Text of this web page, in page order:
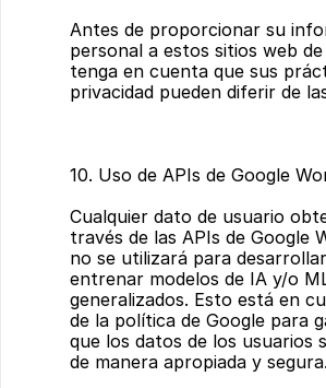
Antes de proporcionar su
personal a estos sitios web
tenga en cuenta que sus
privacidad pueden diferir de
10. Uso de APIs de Google
Cualquier dato de usuario
través de las APIs de Google
no se utilizará para
entrenar modelos de IA y/o
generalizados. Esto está en
de la política de Google para
que los datos de los usuarios
de manera apropiada y segura.